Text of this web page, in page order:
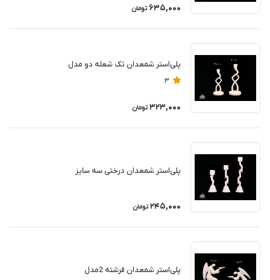
635,000 تومان
پلی‌استر شمعدان تک شعله دو مدل
3
323,000 تومان
پلی‌استر شمعدان درختی سه سایز
245,000 تومان
پلی‌استر شمعدان فرشته 2مدل